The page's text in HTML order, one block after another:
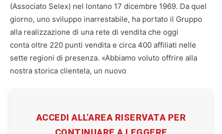
(Associato Selex) nel lontano 17 dicembre 1969. Da quel
giorno, uno sviluppo inarrestabile, ha portato il Gruppo
alla realizzazione di una rete di vendita che oggi
conta oltre 220 punti vendita e circa 400 affiliati nelle
sette regioni di presenza. «Abbiamo voluto offrire alla
nostra storica clientela, un nuovo
ACCEDI ALL'AREA RISERVATA PER